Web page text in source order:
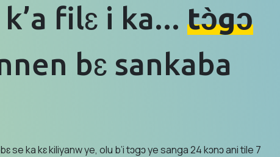
filɛ i ka... tɔ̀gɔ
bɛ sankaba
se ka kɛ kiliyanw ye, olu b’i tɔgɔ ye sanga 24 kɔnɔ ani tile 7